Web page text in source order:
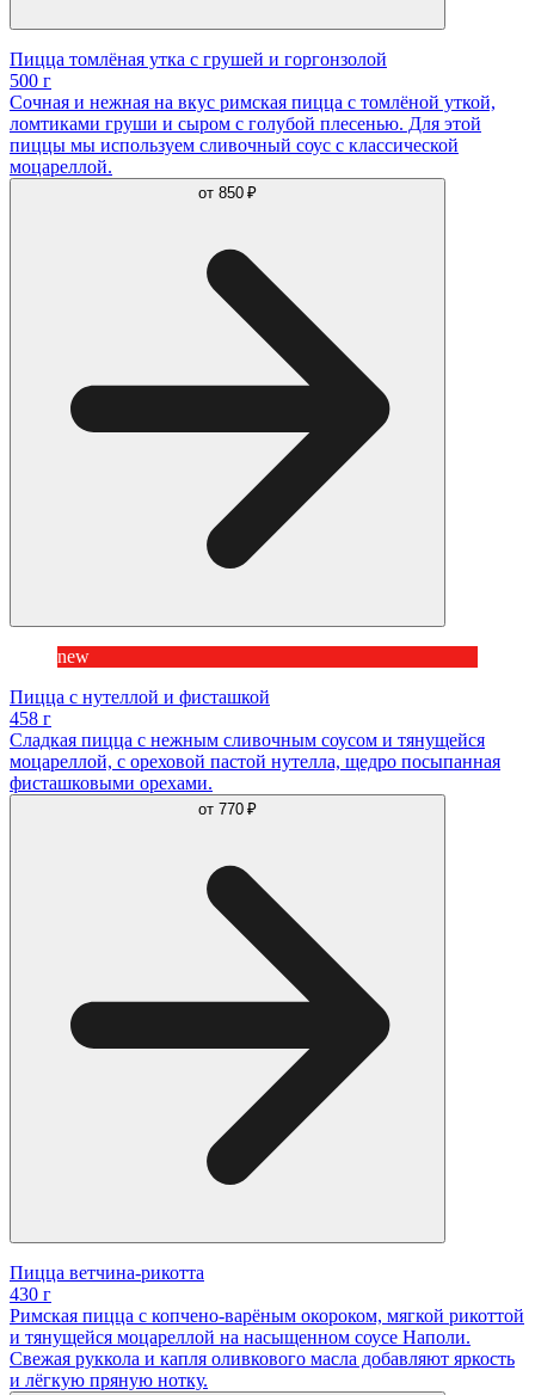
Пицца томлëная утка с грушей и горгонзолой
500 г
Сочная и нежная на вкус римская пицца с томлёной уткой,
ломтиками груши и сыром с голубой плесенью. Для этой
пиццы мы используем сливочный соус с классической
моцареллой.
от 850 ₽
new
Пицца с нутеллой и фисташкой
458 г
Сладкая пицца с нежным сливочным соусом и тянущейся
моцареллой, с ореховой пастой нутелла, щедро посыпанная
фисташковыми орехами.
от 770 ₽
Пицца ветчина-рикотта
430 г
Римская пицца с копчено-варёным окороком, мягкой рикоттой
и тянущейся моцареллой на насыщенном соусе Наполи.
Свежая руккола и капля оливкового масла добавляют яркость
и лёгкую пряную нотку.